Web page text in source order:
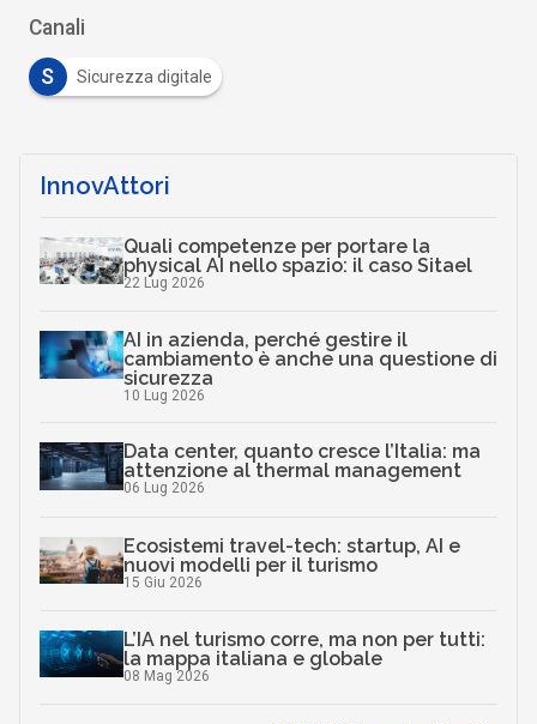
Canali
S Sicurezza digitale
InnovAttori
Quali competenze per portare la
physical AI nello spazio: il caso Sitael
22 Lug 2026
AI in azienda, perché gestire il
cambiamento è anche una questione di
sicurezza
10 Lug 2026
Data center, quanto cresce l’Italia: ma
attenzione al thermal management
06 Lug 2026
Ecosistemi travel-tech: startup, AI e
nuovi modelli per il turismo
15 Giu 2026
L’IA nel turismo corre, ma non per tutti:
la mappa italiana e globale
08 Mag 2026